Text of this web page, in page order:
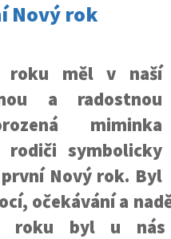
Nový rok
roku měl v naší
a radostnou
miminka
rodiči symbolicky
Nový rok. Byl
očekávání a
roku byl u